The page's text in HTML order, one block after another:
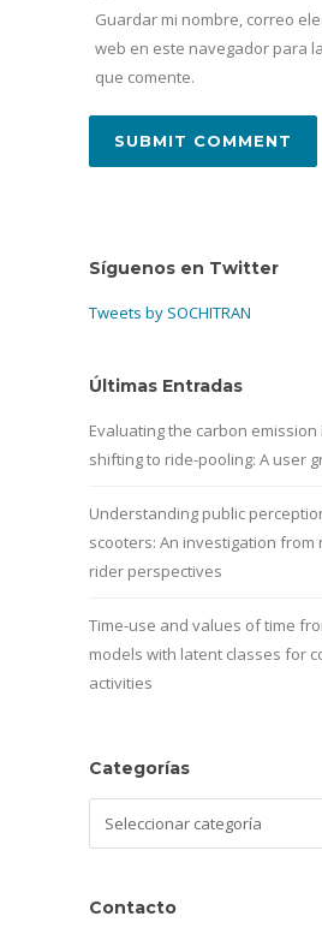
Guardar mi nombre, correo
web en este navegador para
que comente.
Síguenos en Twitter
Tweets by SOCHITRAN
Últimas Entradas
Evaluating the carbon
shifting to ride-pooling: A user
Understanding public
scooters: An investigation from
rider perspectives
Time-use and values of time
models with latent classes for
activities
Categorías
Contacto